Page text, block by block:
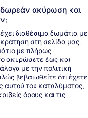
ακύρωση και
διαθέσιμα δωμάτια με
στη σελίδα μας.
με πλήρως
ακυρώσετε έως και
με την πολιτική
βεβαιωθείτε ότι έχετε
αυτού του καταλύματος,
όρους και τις